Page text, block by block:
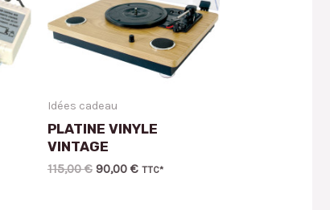
Idées cadeau
PLATINE VINYLE
VINTAGE
115,00€ 90,00 € TTC*